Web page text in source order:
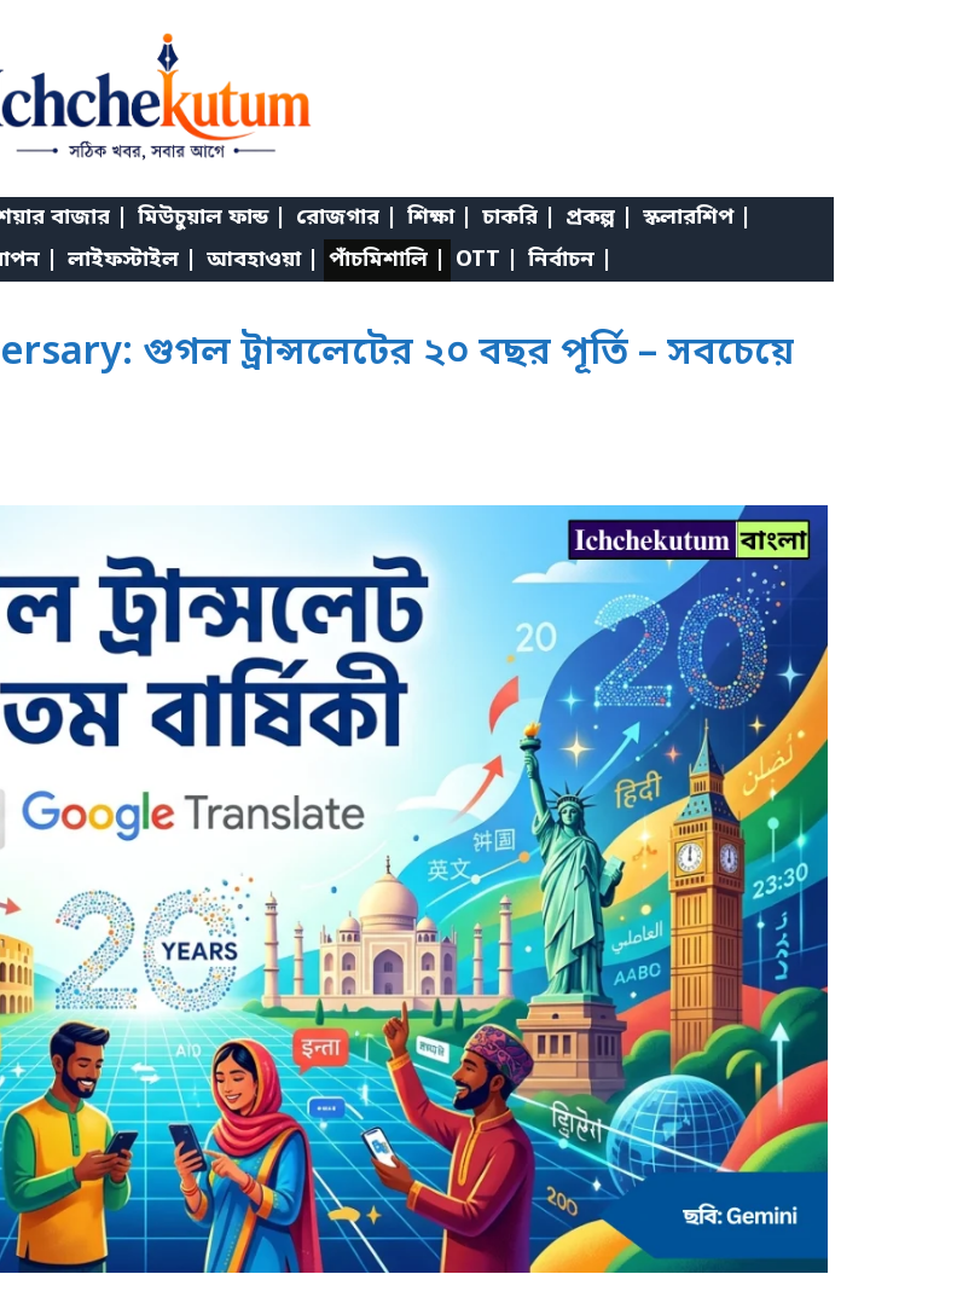
বাজার | মিউচুয়াল ফান্ড | রোজগার | শিক্ষা | চাকরি | প্রকল্প |
স্কলারশিপ |
| লাইফস্টাইল | আবহাওয়া | পাঁচমিশালি | OTT | নির্বাচন |
গুগল ট্রান্সলেটের ২০ বছর পূর্তি – সবচেয়ে